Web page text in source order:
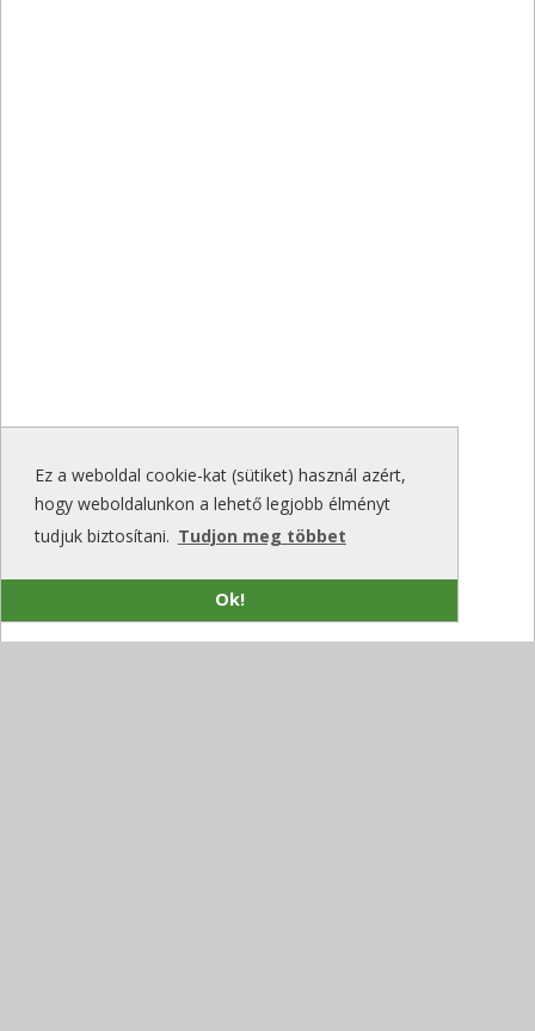
Ez a weboldal cookie-kat (sütiket) használ azért,
hogy weboldalunkon a lehető legjobb élményt
tudjuk biztosítani. Tudjon meg többet
Ok!